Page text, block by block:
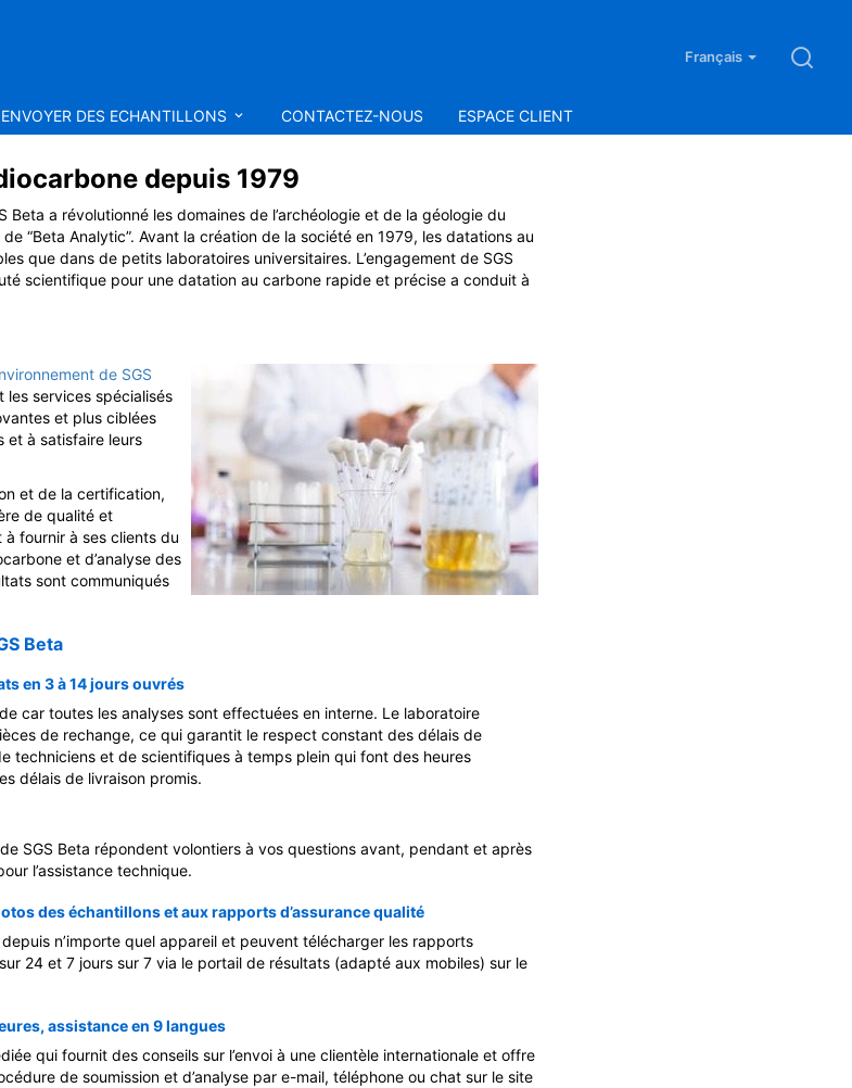
Français
ENVOYER DES ECHANTILLONS CONTACTEZ-NOUS ESPACE CLIENT
depuis 1979
a révolutionné les domaines de l’archéologie et de la géologie du
“Beta Analytic”. Avant la création de la société en 1979, les datations au
que dans de petits laboratoires universitaires. L’engagement de SGS
scientifique pour une datation au carbone rapide et précise a conduit à
de SGS
les services spécialisés
et plus ciblées
et à satisfaire leurs
et de la certification,
de qualité et
à fournir à ses clients du
et d’analyse des
sont communiqués
Beta
en 3 à 14 jours ouvrés
car toutes les analyses sont effectuées en interne. Le laboratoire
de rechange, ce qui garantit le respect constant des délais de
techniciens et de scientifiques à temps plein qui font des heures
délais de livraison promis.
SGS Beta répondent volontiers à vos questions avant, pendant et après
l’assistance technique.
des échantillons et aux rapports d’assurance qualité
n’importe quel appareil et peuvent télécharger les rapports
24 et 7 jours sur 7 via le portail de résultats (adapté aux mobiles) sur le
assistance en 9 langues
qui fournit des conseils sur l’envoi à une clientèle internationale et offre
de soumission et d’analyse par e-mail, téléphone ou chat sur le site